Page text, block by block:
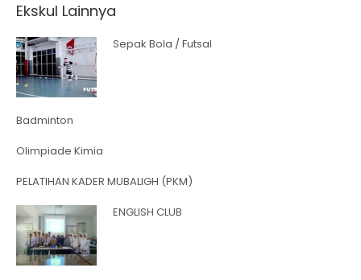
Ekskul Lainnya
Sepak Bola / Futsal
Badminton
Olimpiade Kimia
PELATIHAN KADER MUBALIGH (PKM)
ENGLISH CLUB